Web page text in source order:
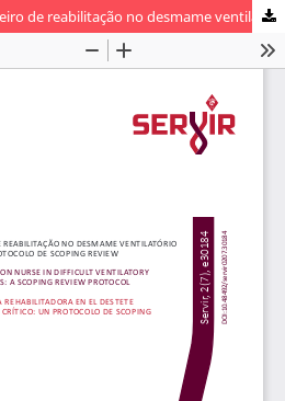
A intervenção do enfermeiro de reabilitação no desmame ventilatório difícil do doente crítico